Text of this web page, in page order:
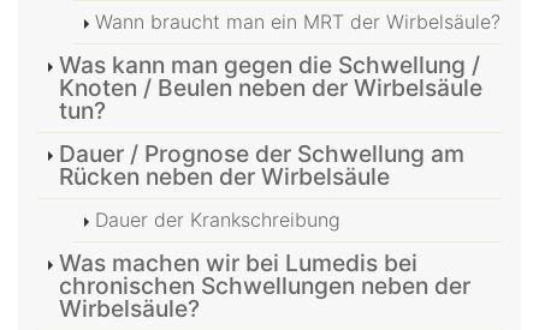
Wann braucht man ein MRT der Wirbelsäule?
Was kann man gegen die Schwellung /
Knoten / Beulen neben der Wirbelsäule
tun?
Dauer / Prognose der Schwellung am
Rücken neben der Wirbelsäule
Dauer der Krankschreibung
Was machen wir bei Lumedis bei
chronischen Schwellungen neben der
Wirbelsäule?